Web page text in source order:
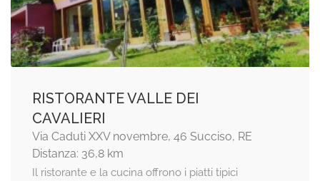
RISTORANTE VALLE DEI
CAVALIERI
Via Caduti XXV novembre, 46 Succiso, RE
Distanza: 36,8 km
Il ristorante e la cucina offrono i piatti tipici